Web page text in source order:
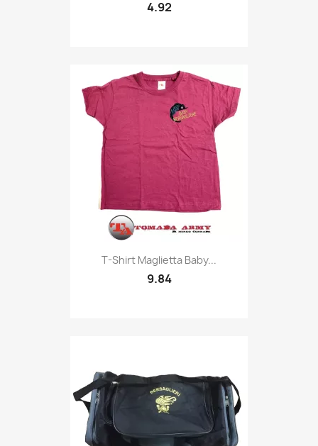
4.92
Quick view
T-Shirt Maglietta Baby...
9.84